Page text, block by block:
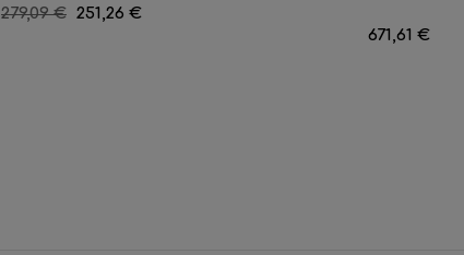
Precio
279,09 € Precio
251,26 €
Precio
671,61 €